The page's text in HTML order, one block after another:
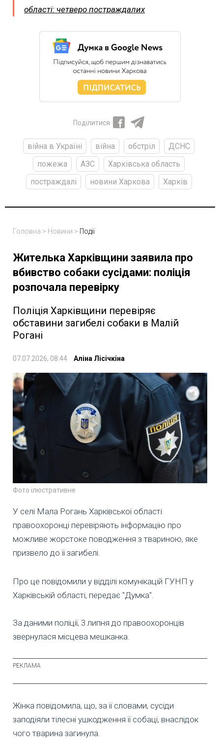
області: четверо постраждалих
Поділитися
війна в Україні війна обстріл
ДСНС
пожежа
АЗС
Харківська область
постраждалі
новини Харкова Харків
Головна > Новини > Події
Жителька Харківщини заявила про
вбивство собаки сусідами: поліція
розпочала перевірку
Поліція Харківщини перевіряє
обставини загибелі собаки в Малій
Рогані
07.07.2026, 08:44 Аліна Лісічкіна
Фото ілюстративне
У селі Мала Рогань Харківської області
правоохоронці перевіряють інформацію про
можливе жорстоке поводження з твариною, яке
призвело до її загибелі.
Про це повідомили у відділі комунікацій ГУНП у
Харківській області, передає "Думка".
За даними поліції, 3 липня до правоохоронців
звернулася місцева мешканка.
Жінка повідомила, що, за її словами, сусіди
заподіяли тілесні ушкодження її собаці, внаслідок
чого тварина загинула.